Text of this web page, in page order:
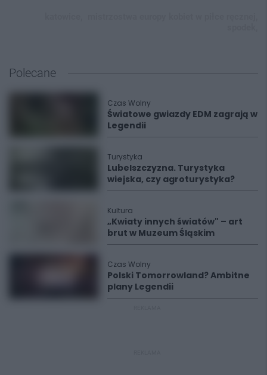
Polecane
Czas Wolny
Światowe gwiazdy EDM zagrają w
Legendii
Turystyka
Lubelszczyzna. Turystyka
wiejska, czy agroturystyka?
Kultura
„Kwiaty innych światów" – art
brut w Muzeum Śląskim
Czas Wolny
Polski Tomorrowland? Ambitne
plany Legendii